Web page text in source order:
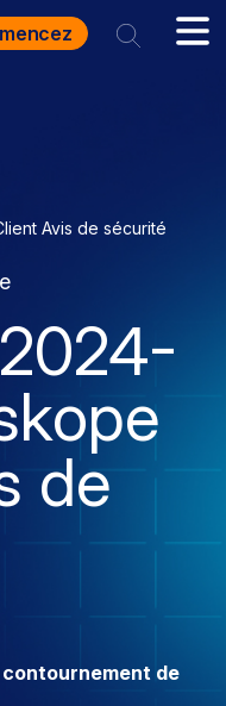
Avis de sécurité
de
de